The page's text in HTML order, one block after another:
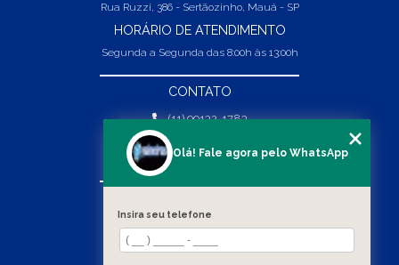
Rua Ruzzi, 386 - Sertãozinho, Mauá - SP
HORÁRIO DE ATENDIMENTO
Segunda a Segunda das 8:00h às 13:00h
CONTATO
(11) 99132-1783
(11) 99132-1783
vendas@abpaineiras.com.br
SOBRE NÓS
Olá! Fale agora pelo WhatsApp
Insira seu telefone